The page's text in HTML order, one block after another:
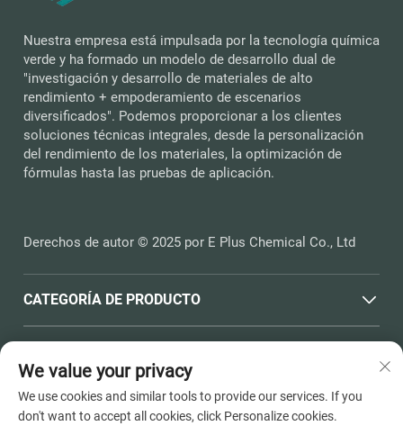
Nuestra empresa está impulsada por la tecnología química
verde y ha formado un modelo de desarrollo dual de
"investigación y desarrollo de materiales de alto
rendimiento + empoderamiento de escenarios
diversificados". Podemos proporcionar a los clientes
soluciones técnicas integrales, desde la personalización
del rendimiento de los materiales, la optimización de
fórmulas hasta las pruebas de aplicación.
Derechos de autor © 2025 por E Plus Chemical Co., Ltd
CATEGORÍA DE PRODUCTO
INFORMACIÓN DE CONTACTO
We value your privacy
We use cookies and similar tools to provide our services. If you
don't want to accept all cookies, click Personalize cookies.